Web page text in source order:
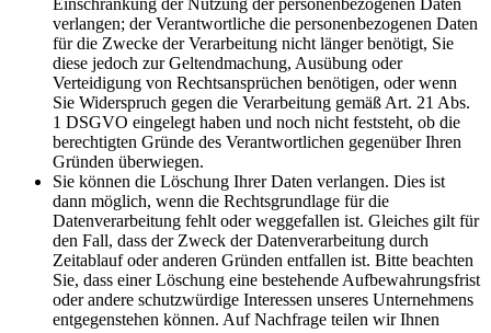
verlangen; der Verantwortliche die personenbezogenen Daten
für die Zwecke der Verarbeitung nicht länger benötigt, Sie
diese jedoch zur Geltendmachung, Ausübung oder
Verteidigung von Rechtsansprüchen benötigen, oder wenn
Sie Widerspruch gegen die Verarbeitung gemäß Art. 21 Abs.
1 DSGVO eingelegt haben und noch nicht feststeht, ob die
berechtigten Gründe des Verantwortlichen gegenüber Ihren
Gründen überwiegen.
Sie können die Löschung Ihrer Daten verlangen. Dies ist
dann möglich, wenn die Rechtsgrundlage für die
Datenverarbeitung fehlt oder weggefallen ist. Gleiches gilt für
den Fall, dass der Zweck der Datenverarbeitung durch
Zeitablauf oder anderen Gründen entfallen ist. Bitte beachten
Sie, dass einer Löschung eine bestehende Aufbewahrungsfrist
oder andere schutzwürdige Interessen unseres Unternehmens
entgegenstehen können. Auf Nachfrage teilen wir Ihnen